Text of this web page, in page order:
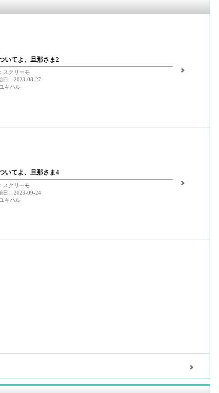
いてよ、旦那さま2
スクリーモ
日：2023-08-27
キハル
いてよ、旦那さま4
スクリーモ
日：2023-09-24
キハル